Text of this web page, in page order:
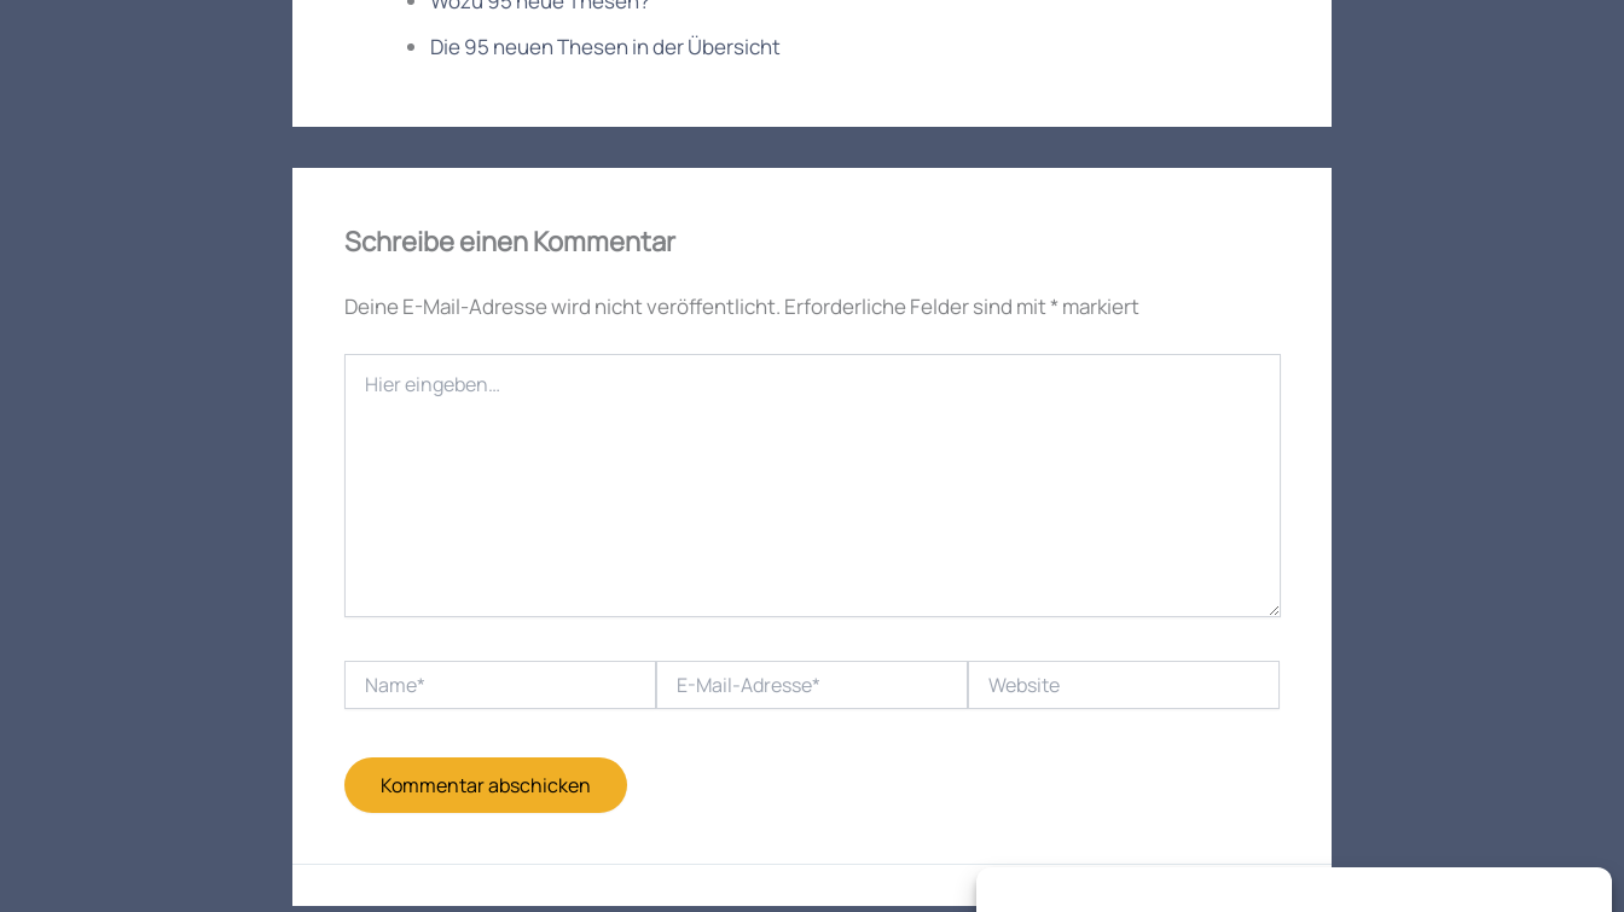
Die 95 neuen Thesen in der Übersicht
Schreibe einen Kommentar
Deine E-Mail-Adresse wird nicht veröffentlicht. Erforderliche Felder sind mit* markiert
eingeben…
Mail-